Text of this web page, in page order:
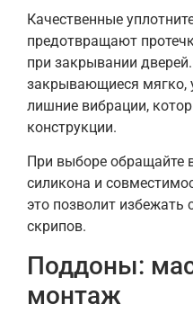
Качественные
предотвращают
при закрывании
закрывающиеся
лишние вибрации,
конструкции.
При выборе обращайте
силикона и
это позволит избежать
скрипов.
Поддоны:
монтаж